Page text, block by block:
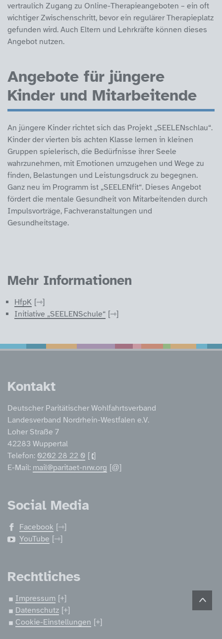
vertraulich Zugang zu Online-Therapieangeboten – ein oft
wichtiger Zwischenschritt, bevor ein regulärer Therapieplatz
gefunden wird. Auch Eltern und Lehrkräfte können dieses
Angebot nutzen.
Angebote für jüngere
Kinder und Mitarbeitende
An jüngere Kinder richtet sich das Projekt „SEELENschlau“.
Kinder der vierten bis achten Klasse lernen in kleinen
Gruppen spielerisch, die Bedürfnisse ihrer Seele
wahrzunehmen, mit Emotionen umzugehen und Wege zu
finden, Belastungen und Leistungsdruck zu begegnen.
Ganz neu im Programm ist „SEELENfit“. Dieses Angebot
fördert die mentale Gesundheit von Mitarbeitenden durch
Impulsvorträge, Fachveranstaltungen und
Gesundheitstage.
Mehr Informationen
HfpK
Initiative „SEELENSchule“
Service
Kontakt
Deutscher Paritätischer Wohlfahrtsverband
Landesverband Nordrhein-Westfalen e.V.
Loher Straße 7
42283 Wuppertal
Telefon: 0202 28 22 0
E-Mail: mail@paritaet-nrw.org
Social Media
Facebook
YouTube
Rechtliches
Impressum
Datenschutz
Cookie-Einstellungen